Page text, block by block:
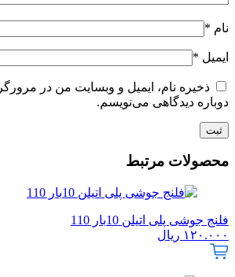
نام *
ایمیل *
ذخیره نام، ایمیل و وبسایت من در
دوباره دیدگاهی می‌نویسم.
محصولات مرتبط
فلنج جوشی پلی اتیلن 10بار 110
۱۲۰.۰۰۰ ریال